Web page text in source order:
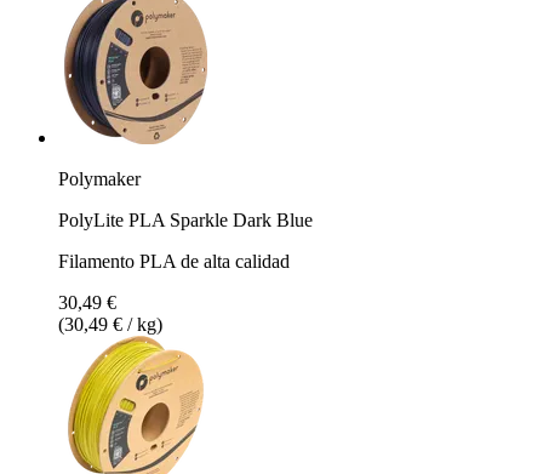
Polymaker
PolyLite PLA Sparkle Dark Blue
Filamento PLA de alta calidad
30,49 €
(30,49 € / kg)